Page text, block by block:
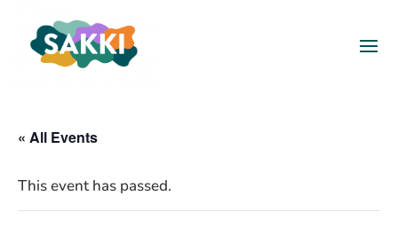
« All Events
This event has passed.